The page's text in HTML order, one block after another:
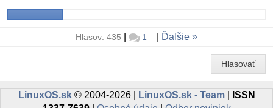
Hlasov: 435 1 Ďalšie
Hlasovať
LinuxOS.sk© 2004-2026 | LinuxOS.sk - Team|
ISSN